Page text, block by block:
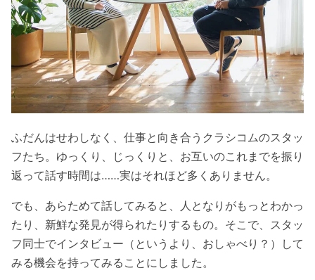
ふだんはせわしなく、仕事と向き合うクラシコムのスタッ
フたち。ゆっくり、じっくりと、お互いのこれまでを振り
返って話す時間は……実はそれほど多くありません。
でも、あらためて話してみると、人となりがもっとわかっ
たり、新鮮な発見が得られたりするもの。そこで、スタッ
フ同士でインタビュー（というより、おしゃべり？）して
みる機会を持ってみることにしました。